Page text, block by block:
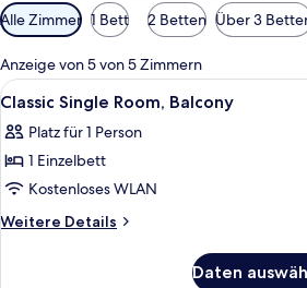
Verfügbare
Filter
für
Zimmer
Alle Zimmer 1 Bett 2 Betten Über 3
Anzeige von 5 von 5 Zimmern
Alle
Fotos
für
Classic
Single
Room,
Ein
2
Classic Single Room, Balcony
Platz für 1 Person
1 Einzelbett
Kostenloses WLAN
Weitere Details
Weitere
Daten